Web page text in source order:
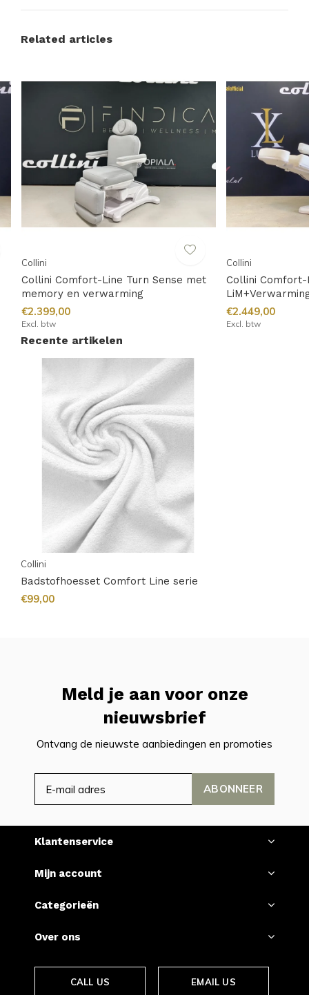
Related articles
Collini
Collini Comfort-Line Turn Sense met
memory en verwarming
€2.399,00
Excl. btw
Collini
Collini Comfort-
€2.449,00
Excl. btw
Recente artikelen
Collini
Badstofhoesset Comfort Line serie
€99,00
Meld je aan voor onze
nieuwsbrief
Ontvang de nieuwste aanbiedingen en promoties
ABONNEER
Klantenservice
Mijn account
Categorieën
Over ons
CALL US EMAIL US